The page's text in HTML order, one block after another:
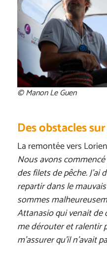
© Manon Le Guen
Des obstacles
La remontée vers
Nous avons
des filets de pêche.
repartir dans le
sommes
Attanasio qui venait de
me dérouter et ralentir
m’assurer qu’il n’avait